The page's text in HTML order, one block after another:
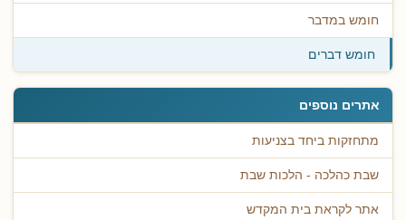
חומש במדבר
חומש דברים
אתרים נוספים
מתחזקות ביחד בצניעות
שבת כהלכה - הלכות שבת
אתר לקראת בית המקדש